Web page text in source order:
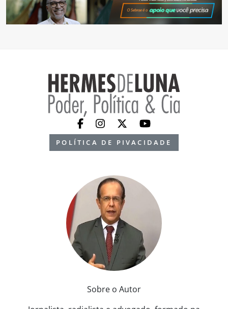
POLÍTICA DE PIVACIDADE
Sobre o Autor